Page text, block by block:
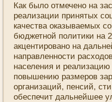
Как было отмечено на
реализации принятых
качества оказываемых
бюджетной политики на
акцентировано на
направленности
населени­я и
повышени­ю размеров
органи­заций, пенсий,
обеспечит дальнейшее